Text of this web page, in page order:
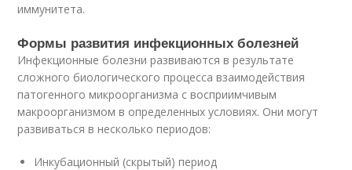
иммунитета.
Формы развития инфекционных болезней
Инфекционные болезни развиваются в результате
сложного биологического процесса взаимодействия
патогенного микроорганизма с восприимчивым
макроорганизмом в определенных условиях. Они могут
развиваться в несколько периодов:
Инкубационный (скрытый) период